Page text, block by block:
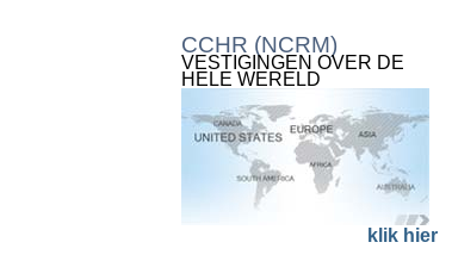
CCHR (NCRM)
VESTIGINGEN OVER DE
HELE WERELD
klik hier